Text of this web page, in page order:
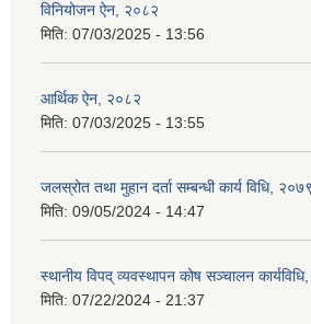
विनियोजन ऐन, २०८२
मिति: 07/03/2025 - 13:56
आर्थिक ऐन, २०८२
मिति: 07/03/2025 - 13:55
जलस्रोत तथा मुहान दर्ता सम्बन्धी कार्य विधि, २०७९
मिति: 09/05/2024 - 14:47
स्थानीय विपद् व्यवस्थापन कोष सञ्चालन
मिति: 07/22/2024 - 21:37